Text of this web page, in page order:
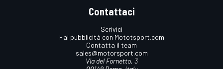
Contattaci
Scrivici
Fai pubblicità con Mototsport.com
Contatta il team
sales@motorsport.com
Via del Fornetto, 3